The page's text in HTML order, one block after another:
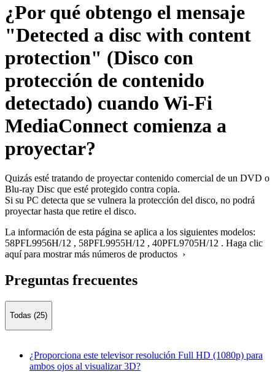
¿Por qué obtengo el mensaje
"Detected a disc with content
protection" (Disco con
protección de contenido
detectado) cuando Wi-Fi
MediaConnect comienza a
proyectar?
Quizás esté tratando de proyectar contenido comercial de un DVD o
Blu-ray Disc que esté protegido contra copia.
Si su PC detecta que se vulnera la protección del disco, no podrá
proyectar hasta que retire el disco.
La información de esta página se aplica a los siguientes modelos:
58PFL9956H/12 , 58PFL9955H/12 , 40PFL9705H/12 . Haga clic
aquí para mostrar más números de productos ›
Preguntas frecuentes
Todas (25)
¿Proporciona este televisor resolución Full HD (1080p) para
ambos ojos al visualizar 3D?